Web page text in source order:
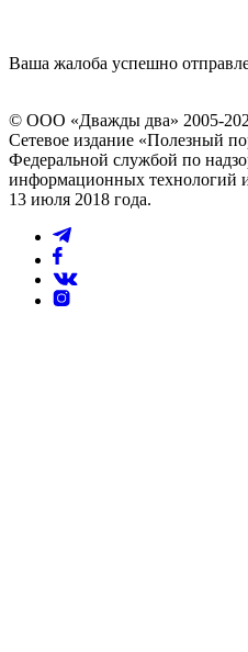
Ваша жалоба успешно
© ООО «Дважды два» 2005-
Сетевое издание «Полезный
Федеральной службой по
информационных технологий
13 июля 2018 года.